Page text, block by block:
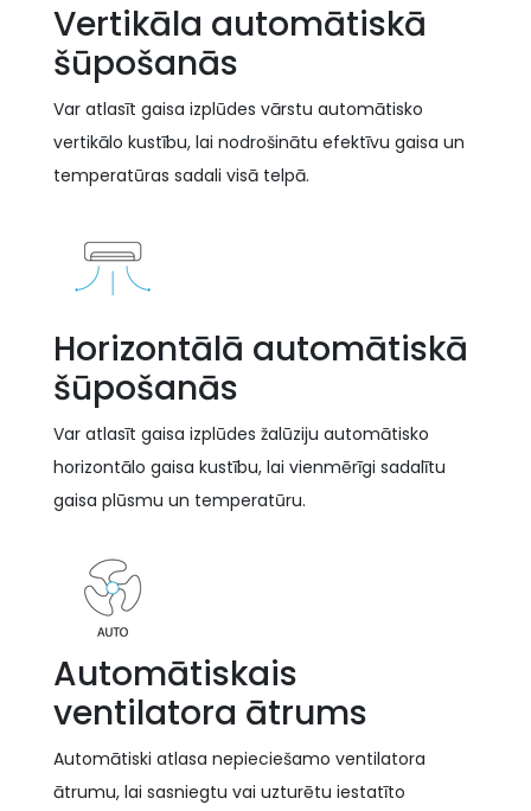
Vertikāla automātiskā
šūpošanās
Var atlasīt gaisa izplūdes vārstu automātisko
vertikālo kustību, lai nodrošinātu efektīvu gaisa un
temperatūras sadali visā telpā.
Horizontālā automātiskā
šūpošanās
Var atlasīt gaisa izplūdes žalūziju automātisko
horizontālo gaisa kustību, lai vienmērīgi sadalītu
gaisa plūsmu un temperatūru.
Automātiskais
ventilatora ātrums
Automātiski atlasa nepieciešamo ventilatora
ātrumu, lai sasniegtu vai uzturētu iestatīto